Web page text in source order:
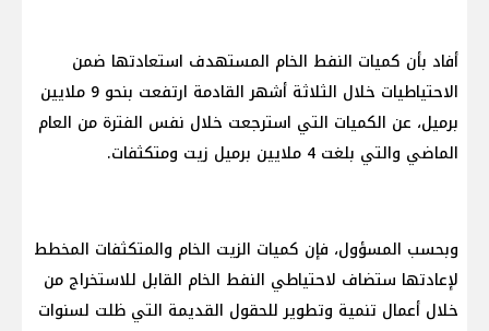
أفاد بأن كميات النفط الخام المستهدف استعادتها ضمن
الاحتياطيات خلال الثلاثة أشهر القادمة ارتفعت بنحو 9 ملايين
برميل، عن الكميات التي استرجعت خلال نفس الفترة من العام
الماضي والتي بلغت 4 ملايين برميل زيت ومتكثفات.
وبحسب المسؤول، فإن كميات الزيت الخام والمتكثفات المخطط
لإعادتها ستضاف لاحتياطي النفط الخام القابل للاستخراج من
خلال أعمال تنمية وتطوير للحقول القديمة التي ظلت لسنوات